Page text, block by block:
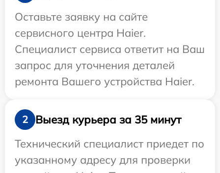
Оставьте заявку на сайте
сервисного центра Haier.
Специалист сервиса ответит на Ваш
запрос для уточнения деталей
ремонта Вашего устройства Haier.
2
Выезд курьера за 35 минут
Технический специалист приедет по
указанному адресу для проверки